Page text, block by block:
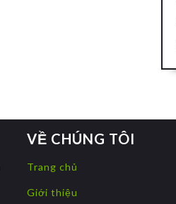
VỀ CHÚNG TÔI
Trang chủ
Giới thiệu